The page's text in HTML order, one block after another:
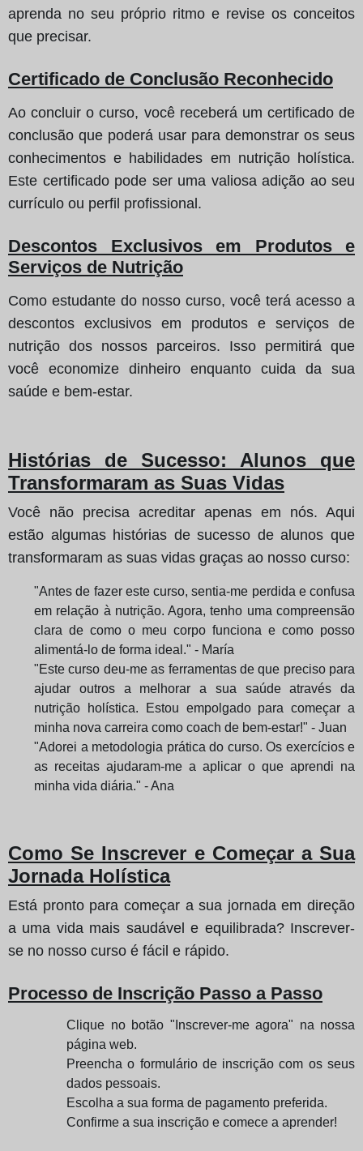
aprenda no seu próprio ritmo e revise os conceitos
que precisar.
Certificado de Conclusão Reconhecido
Ao concluir o curso, você receberá um certificado de
conclusão que poderá usar para demonstrar os seus
conhecimentos e habilidades em nutrição holística.
Este certificado pode ser uma valiosa adição ao seu
currículo ou perfil profissional.
Descontos Exclusivos em Produtos e
Serviços de Nutrição
Como estudante do nosso curso, você terá acesso a
descontos exclusivos em produtos e serviços de
nutrição dos nossos parceiros. Isso permitirá que
você economize dinheiro enquanto cuida da sua
saúde e bem-estar.
Histórias de Sucesso: Alunos que
Transformaram as Suas Vidas
Você não precisa acreditar apenas em nós. Aqui
estão algumas histórias de sucesso de alunos que
transformaram as suas vidas graças ao nosso curso:
"Antes de fazer este curso, sentia-me perdida e confusa
em relação à nutrição. Agora, tenho uma compreensão
clara de como o meu corpo funciona e como posso
alimentá-lo de forma ideal." - María
"Este curso deu-me as ferramentas de que preciso para
ajudar outros a melhorar a sua saúde através da
nutrição holística. Estou empolgado para começar a
minha nova carreira como coach de bem-estar!" - Juan
"Adorei a metodologia prática do curso. Os exercícios e
as receitas ajudaram-me a aplicar o que aprendi na
minha vida diária." - Ana
Como Se Inscrever e Começar a Sua
Jornada Holística
Está pronto para começar a sua jornada em direção
a uma vida mais saudável e equilibrada? Inscrever-
se no nosso curso é fácil e rápido.
Processo de Inscrição Passo a Passo
Clique no botão "Inscrever-me agora" na nossa
página web.
Preencha o formulário de inscrição com os seus
dados pessoais.
Escolha a sua forma de pagamento preferida.
Confirme a sua inscrição e comece a aprender!